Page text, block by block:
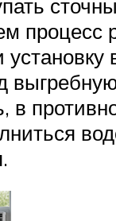
процесс
установку
в